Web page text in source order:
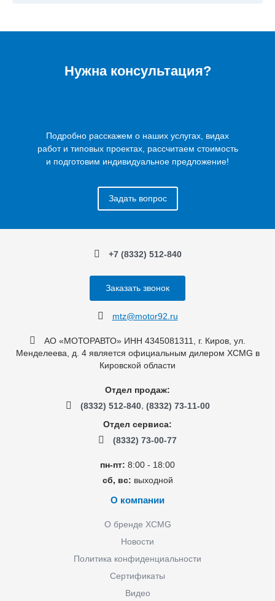
Нужна консультация?
Подробно расскажем о наших услугах, видах
работ и типовых проектах, рассчитаем стоимость
и подготовим индивидуальное предложение!
Задать вопрос
+7 (8332) 512-840
Заказать звонок
mtz@motor92.ru
АО «МОТОРАВТО» ИНН 4345081311, г. Киров, ул.
Менделеева, д. 4 является официальным дилером XCMG в
Кировской области
Отдел продаж:
(8332) 512-840, (8332) 73-11-00
Отдел сервиса:
(8332) 73-00-77
пн-пт: 8:00 - 18:00
сб, вс: выходной
О компании
О бренде XCMG
Новости
Политика конфиденциальности
Сертификаты
Видео